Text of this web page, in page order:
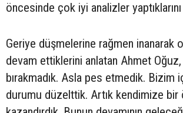
öncesinde çok iyi analizler
Geriye düşmelerine rağmen inanarak
devam ettiklerini anlatan Ahmet Oğuz,
bırakmadık. Asla pes etmedik. Bizim
durumu düzelttik. Artık kendimize bir